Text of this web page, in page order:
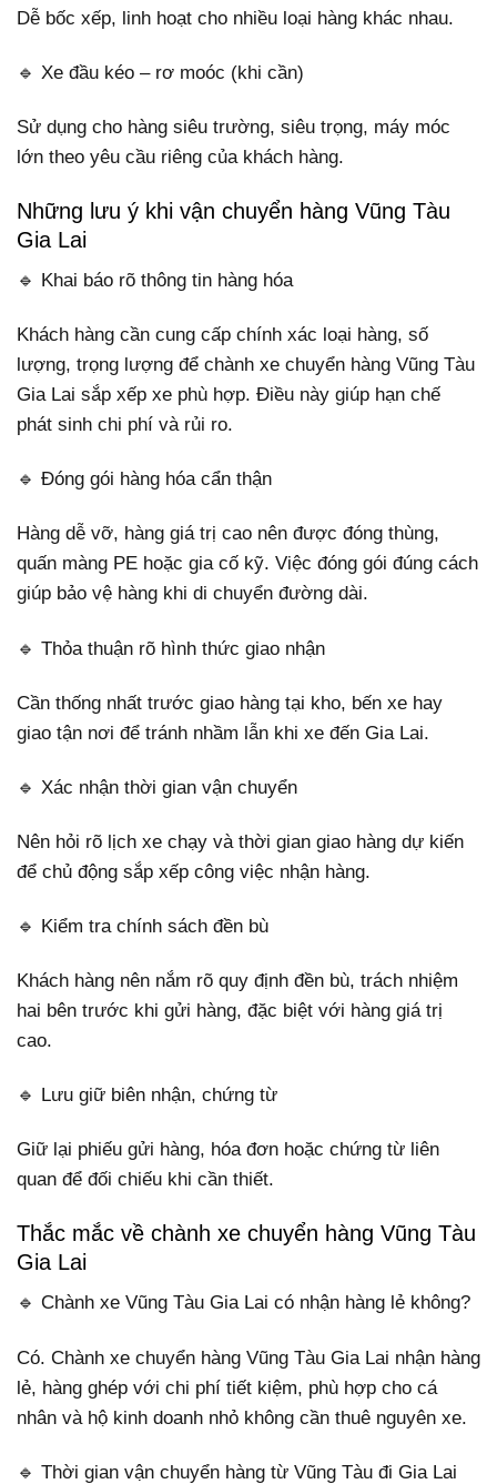
Dễ bốc xếp, linh hoạt cho nhiều loại hàng khác nhau.
🔹 Xe đầu kéo – rơ moóc (khi cần)
Sử dụng cho hàng siêu trường, siêu trọng, máy móc
lớn theo yêu cầu riêng của khách hàng.
Những lưu ý khi vận chuyển hàng Vũng Tàu
Gia Lai
🔹 Khai báo rõ thông tin hàng hóa
Khách hàng cần cung cấp chính xác loại hàng, số
lượng, trọng lượng để chành xe chuyển hàng Vũng Tàu
Gia Lai sắp xếp xe phù hợp. Điều này giúp hạn chế
phát sinh chi phí và rủi ro.
🔹 Đóng gói hàng hóa cẩn thận
Hàng dễ vỡ, hàng giá trị cao nên được đóng thùng,
quấn màng PE hoặc gia cố kỹ. Việc đóng gói đúng cách
giúp bảo vệ hàng khi di chuyển đường dài.
🔹 Thỏa thuận rõ hình thức giao nhận
Cần thống nhất trước giao hàng tại kho, bến xe hay
giao tận nơi để tránh nhầm lẫn khi xe đến Gia Lai.
🔹 Xác nhận thời gian vận chuyển
Nên hỏi rõ lịch xe chạy và thời gian giao hàng dự kiến
để chủ động sắp xếp công việc nhận hàng.
🔹 Kiểm tra chính sách đền bù
Khách hàng nên nắm rõ quy định đền bù, trách nhiệm
hai bên trước khi gửi hàng, đặc biệt với hàng giá trị
cao.
🔹 Lưu giữ biên nhận, chứng từ
Giữ lại phiếu gửi hàng, hóa đơn hoặc chứng từ liên
quan để đối chiếu khi cần thiết.
Thắc mắc về chành xe chuyển hàng Vũng Tàu
Gia Lai
🔹 Chành xe Vũng Tàu Gia Lai có nhận hàng lẻ không?
Có. Chành xe chuyển hàng Vũng Tàu Gia Lai nhận hàng
lẻ, hàng ghép với chi phí tiết kiệm, phù hợp cho cá
nhân và hộ kinh doanh nhỏ không cần thuê nguyên xe.
🔹 Thời gian vận chuyển hàng từ Vũng Tàu đi Gia Lai